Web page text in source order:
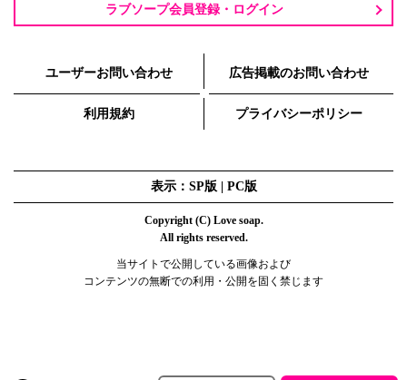
ラブソープ会員登録・ログイン
ユーザーお問い合わせ 広告掲載のお問い合わせ
利用規約 プライバシーポリシー
表示：SP版 | PC版
Copyright (C) Love soap.
All rights reserved.
当サイトで公開している画像および
コンテンツの無断での利用・公開を固く禁じます